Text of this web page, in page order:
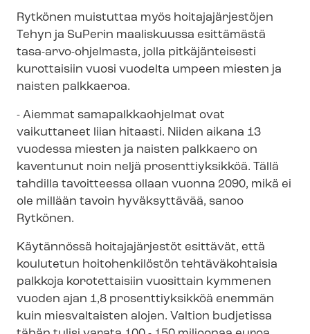
Rytkönen muistuttaa myös hoi­ta­ja­jär­jes­tö­jen
Tehyn ja SuPerin maaliskuussa esittämästä
tasa-​arvo-ohjelmasta, jolla pitkäjänteisesti
kurottaisiin vuosi vuodelta umpeen miesten ja
naisten palkkaeroa.
- Aiemmat sa­ma­palk­kaoh­jel­mat ovat
vaikuttaneet liian hitaasti. Niiden aikana 13
vuodessa miesten ja naisten palkkaero on
kaventunut noin neljä prosenttiyksikköä. Tällä
tahdilla tavoitteessa ollaan vuonna 2090, mikä ei
ole millään tavoin hyväksyttävää, sanoo
Rytkönen.
Käytännössä hoitajajärjestöt esittävät, että
koulutetun hoitohenkilöstön tehtäväkohtaisia
palkkoja korotettaisiin vuosittain kymmenen
vuoden ajan 1,8 prosenttiyksikköä enemmän
kuin miesvaltaisten alojen. Valtion budjetissa